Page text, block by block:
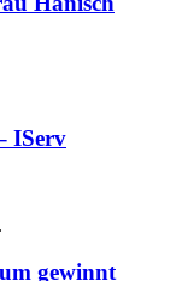
IServ
gewinnt